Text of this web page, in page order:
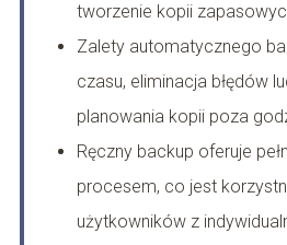
tworzenie kopii
Zalety automatycznego
czasu, eliminacja błędów
planowania kopii poza
Ręczny backup oferuje
procesem, co jest
użytkowników z